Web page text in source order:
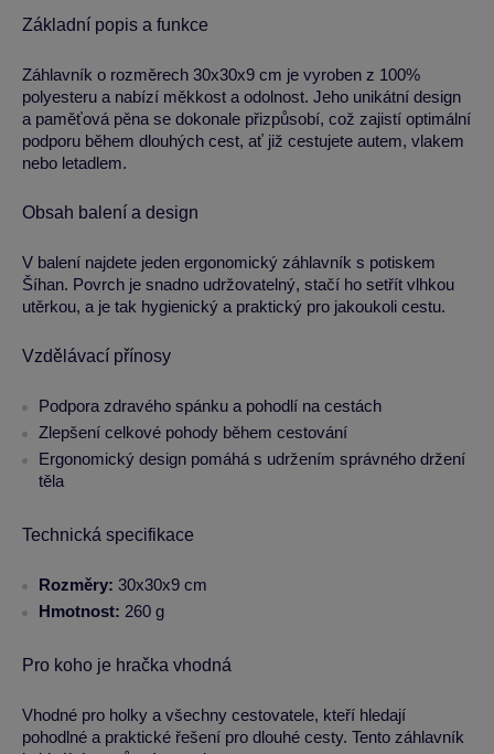
Základní popis a funkce
Záhlavník o rozměrech 30x30x9 cm je vyroben z 100%
polyesteru a nabízí měkkost a odolnost. Jeho unikátní design
a paměťová pěna se dokonale přizpůsobí, což zajistí optimální
podporu během dlouhých cest, ať již cestujete autem, vlakem
nebo letadlem.
Obsah balení a design
V balení najdete jeden ergonomický záhlavník s potiskem
Šíhan. Povrch je snadno udržovatelný, stačí ho setřít vlhkou
utěrkou, a je tak hygienický a praktický pro jakoukoli cestu.
Vzdělávací přínosy
Podpora zdravého spánku a pohodlí na cestách
Zlepšení celkové pohody během cestování
Ergonomický design pomáhá s udržením správného držení
těla
Technická specifikace
Rozměry: 30x30x9 cm
Hmotnost: 260 g
Pro koho je hračka vhodná
Vhodné pro holky a všechny cestovatele, kteří hledají
pohodlné a praktické řešení pro dlouhé cesty. Tento záhlavník